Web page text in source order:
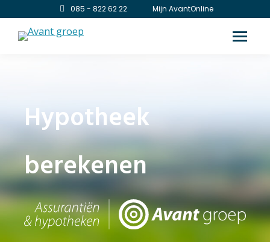
085 - 822 62 22 Mijn AvantOnline
Hypotheek
berekenen